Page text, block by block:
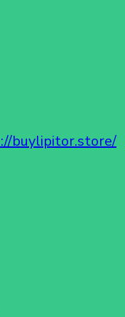
buylipitor.store/